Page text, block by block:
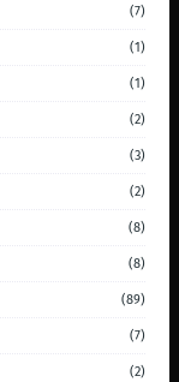
(7)
(1)
(1)
(2)
(3)
(2)
(8)
(8)
(89)
(7)
(2)